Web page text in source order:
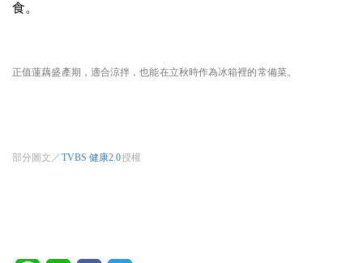
食。
正值蓮藕盛產期，適合涼拌，也能在立秋時作為冰箱裡的常備菜。
部分圖文／ TVBS 健康2.0授權